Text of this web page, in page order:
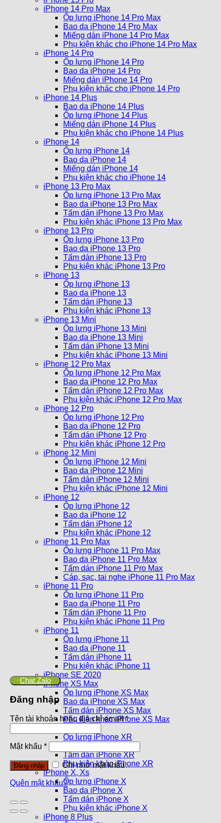
iPhone 14 Pro Max
Ốp lưng iPhone 14 Pro Max
Bao da iPhone 14 Pro Max
Miếng dán iPhone 14 Pro Max
Phụ kiện khác cho iPhone 14 Pro Max
iPhone 14 Pro
Ốp lưng iPhone 14 Pro
Bao da iPhone 14 Pro
Miếng dán iPhone 14 Pro
Phụ kiện khác cho iPhone 14 Pro
iPhone 14 Plus
Bao da iPhone 14 Plus
Ốp lưng iPhone 14 Plus
Miếng dán iPhone 14 Plus
Phụ kiện khác cho iPhone 14 Plus
iPhone 14
Ốp lưng iPhone 14
Bao da iPhone 14
Miếng dán iPhone 14
Phụ kiện khác cho iPhone 14
iPhone 13 Pro Max
Ốp lưng iPhone 13 Pro Max
Bao da iPhone 13 Pro Max
Tấm dán iPhone 13 Pro Max
Phụ kiện khác iPhone 13 Pro Max
iPhone 13 Pro
Ốp lưng iPhone 13 Pro
Bao da iPhone 13 Pro
Tấm dán iPhone 13 Pro
Phụ kiện khác iPhone 13 Pro
iPhone 13
Ốp lưng iPhone 13
Bao da iPhone 13
Tấm dán iPhone 13
Phụ kiện khác iPhone 13
iPhone 13 Mini
Ốp lưng iPhone 13 Mini
Bao da iPhone 13 Mini
Tấm dán iPhone 13 Mini
Phụ kiện khác iPhone 13 Mini
iPhone 12 Pro Max
Ốp lưng iPhone 12 Pro Max
Bao da iPhone 12 Pro Max
Tấm dán iPhone 12 Pro Max
Phụ kiện khác iPhone 12 Pro Max
iPhone 12 Pro
Ốp lưng iPhone 12 Pro
Bao da iPhone 12 Pro
Tấm dán iPhone 12 Pro
Phụ kiện khác iPhone 12 Pro
iPhone 12 Mini
Ốp lưng iPhone 12 Mini
Bao da iPhone 12 Mini
Tấm dán iPhone 12 Mini
Phụ kiện khác iPhone 12 Mini
iPhone 12
Ốp lưng iPhone 12
Bao da iPhone 12
Tấm dán iPhone 12
Phụ kiện khác iPhone 12
iPhone 11 Pro Max
Ốp lưng iPhone 11 Pro Max
Bao da iPhone 11 Pro Max
Tấm dán iPhone 11 Pro Max
Cáp, sạc, tai nghe iPhone 11 Pro Max
iPhone 11 Pro
Ốp lưng iPhone 11 Pro
Bao da iPhone 11 Pro
Tấm dán iPhone 11 Pro
Phụ kiện khác iPhone 11 Pro
iPhone 11
Ốp lưng iPhone 11
Bao da iPhone 11
Tấm dán iPhone 11
Phụ kiện khác iPhone 11
iPhone SE 2020
iPhone XS Max
Ốp lưng iPhone XS Max
Bao da iPhone XS Max
Tấm dán iPhone XS Max
Phụ kiện khác iPhone XS Max
Ốp lưng iPhone XR
Tấm dán iPhone XR
Phụ kiện khác iPhone XR
iPhone X, Xs
Ốp lưng iPhone X
Bao da iPhone X
Tấm dán iPhone X
Phụ kiện khác iPhone X
iPhone 8 Plus
Chat Zalo
Đăng nhập
Tên tài khoản hoặc địa chỉ email*
Mật khẩu *
Đăng nhập Ghi nhớ mật khẩu
Quên mật khẩu?